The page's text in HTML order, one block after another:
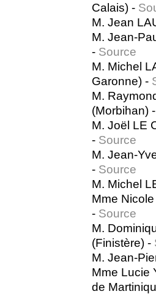
Calais) -
M. Jean
M. Jean-
- Source
M. Michel
Garonne) -
M.
(Morbihan)
M. Joël LE
- Source
M. Jean-
- Source
M. Michel
Mme
- Source
M.
(Finistère) -
M. Jean-
Mme Lucie
de